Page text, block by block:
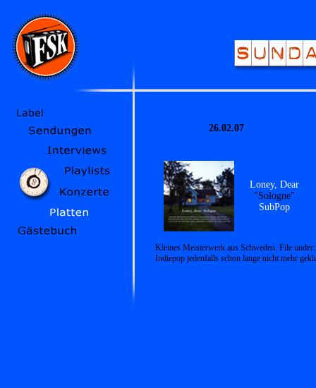
26.02.07
Loney, Dear
"Sologne"
SubPop
Kleines Meisterwerk aus Schweden. File
Indiepop jedenfalls schon lange nicht mehr